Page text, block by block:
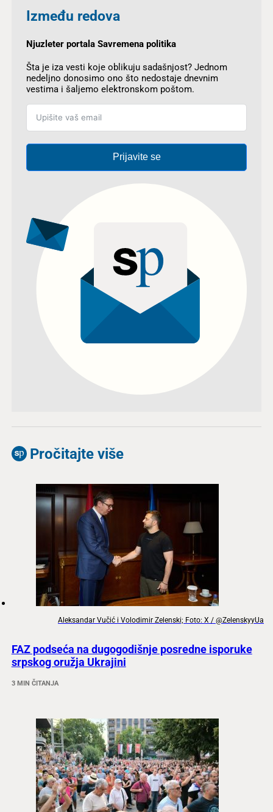
Između redova
Njuzleter portala Savremena politika
Šta je iza vesti koje oblikuju sadašnjost? Jednom
nedeljno donosimo ono što nedostaje dnevnim
vestima i šaljemo elektronskom poštom.
Prijavite se
Pročitajte više
Aleksandar Vučić i Volodimir Zelenski; Foto: X / @ZelenskyyUa
FAZ podseća na dugogodišnje posredne isporuke
srpskog oružja Ukrajini
3 MIN ČITANJA